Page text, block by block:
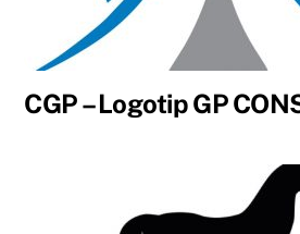
CGP – Logotip GP